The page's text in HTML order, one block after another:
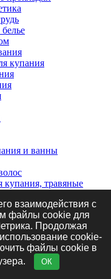
купания
и ванны
купания, травяные
и впитывающие
взаимодействия с
файлы cookie для
Продолжая
cookie-
файлы cookie в
ОК